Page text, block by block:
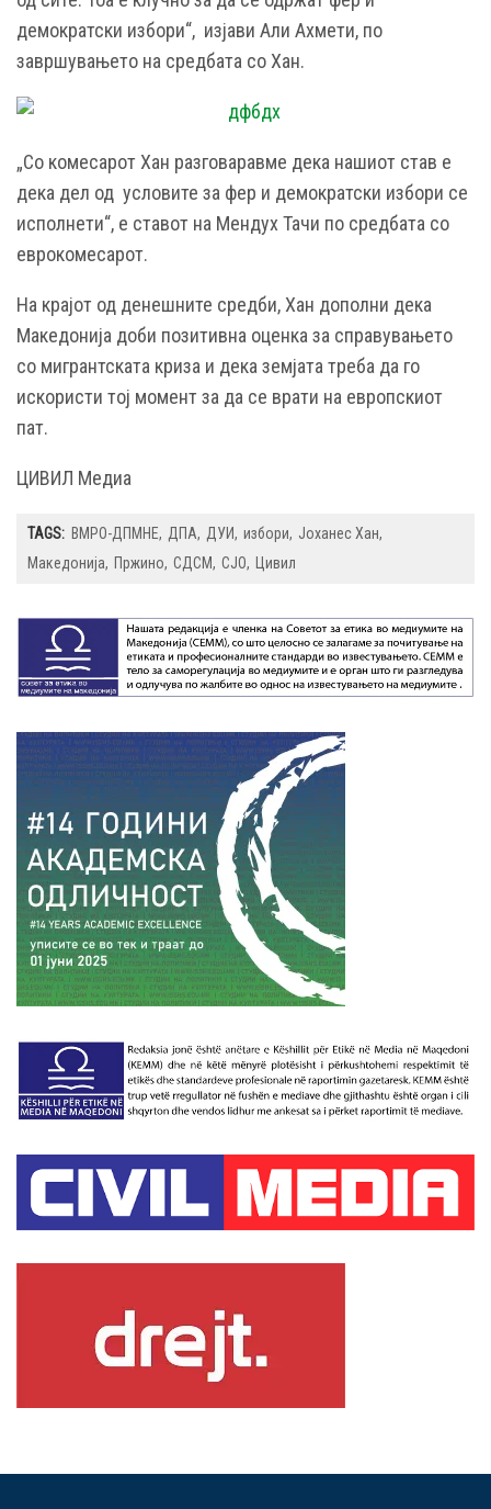
демократски избори“, изјави Али Ахмети, по
завршувањето на средбата со Хан.
„Со комесарот Хан разговаравме дека нашиот став е
дека дел од условите за фер и демократски избори се
исполнети“, е ставот на Мендух Тачи по средбата со
еврокомесарот.
На крајот од денешните средби, Хан дополни дека
Македонија доби позитивна оценка за справувањето
со мигрантската криза и дека земјата треба да го
искористи тој момент за да се врати на европскиот
пат.
ЦИВИЛ Медиа
TAGS: ВМРО-ДПМНЕ ДПА ДУИ избори
Јоханес Хан
Македонија
Пржино СДСМ СЈО Цивил